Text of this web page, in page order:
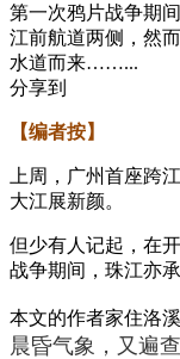
第一次鸦片战争期
江前航道两侧，然
水道而来……...
分享到
【编者按】
上周，广州首座跨
大江展新颜。
但少有人记起，在
战争期间，珠江亦
本文的作者家住洛溪
晨昏气象，又遍